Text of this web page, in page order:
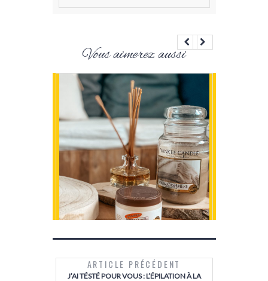
Vous aimerez aussi
ARTICLE PRÉCÉDENT
J’AI TÉSTÉ POUR VOUS : L’ÉPILATION À LA